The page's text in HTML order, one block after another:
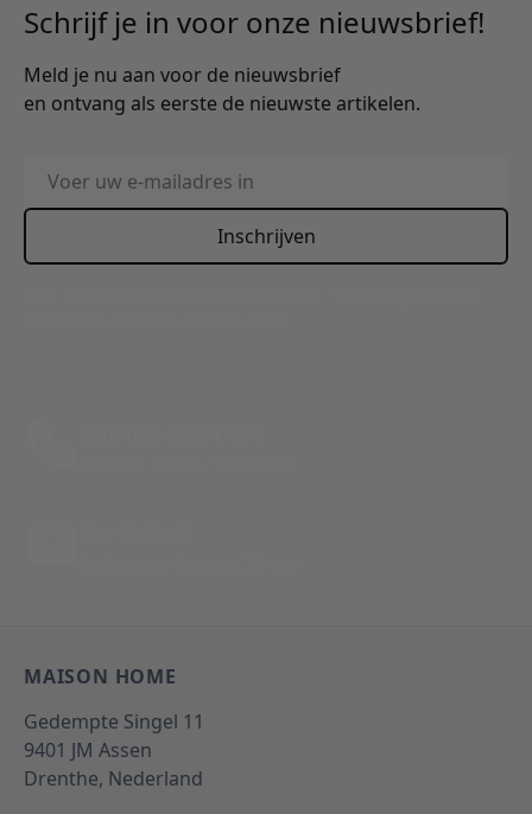
Schrijf je in voor onze nieuwsbrief!
Meld je nu aan voor de nieuwsbrief
en ontvang als eerste de nieuwste artikelen.
E-mailadres
Inschrijven
MAISON HOME
Gedempte Singel 11
9401 JM Assen
Drenthe, Nederland